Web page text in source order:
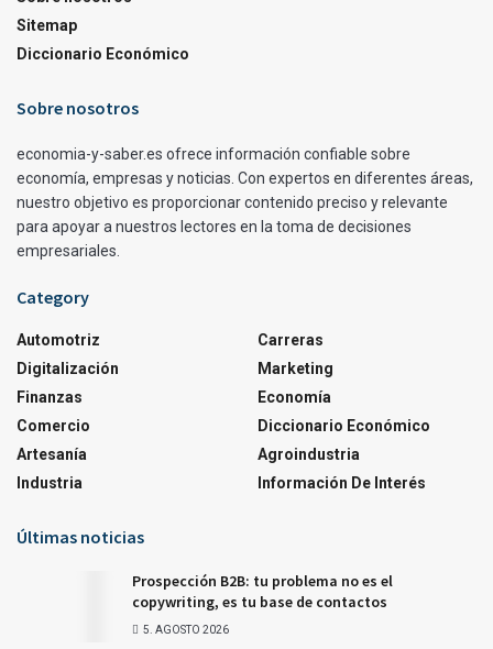
Sitemap
Diccionario Económico
Sobre nosotros
economia-y-saber.es ofrece información confiable sobre
economía, empresas y noticias. Con expertos en diferentes áreas,
nuestro objetivo es proporcionar contenido preciso y relevante
para apoyar a nuestros lectores en la toma de decisiones
empresariales.
Category
Automotriz
Digitalización
Finanzas
Comercio
Artesanía
Industria
Carreras
Marketing
Economía
Diccionario Económico
Agroindustria
Información De Interés
Últimas noticias
Prospección B2B: tu problema no es el
copywriting, es tu base de contactos
5. AGOSTO 2026